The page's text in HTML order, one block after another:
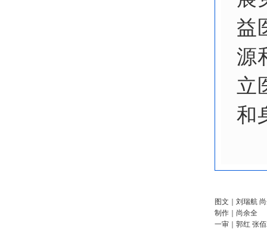
益
源
立
和
图文｜刘瑞航
制作｜尚余全
一审｜郭红 张